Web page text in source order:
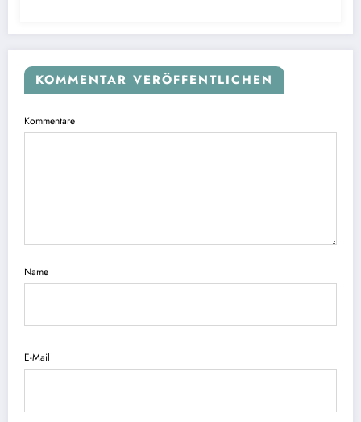
KOMMENTAR VERÖFFENTLICHEN
Kommentare
Name
E-Mail